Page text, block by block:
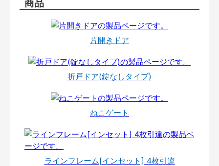
商品
片開きドア
折戸ドア(錠なしタイプ)
ねこゲート
ラインフレーム[インセット] 4枚引違